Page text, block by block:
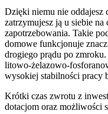
Dzięki niemu nie oddajesz
zatrzymujesz ją u siebie na
zapotrzebowania. Takie
domowe funkcjonuje
drogiego prądu po
litowo-żelazowo-
wysokiej stabilności pracy
Krótki czas zwrotu z
dotacjom oraz możliwości